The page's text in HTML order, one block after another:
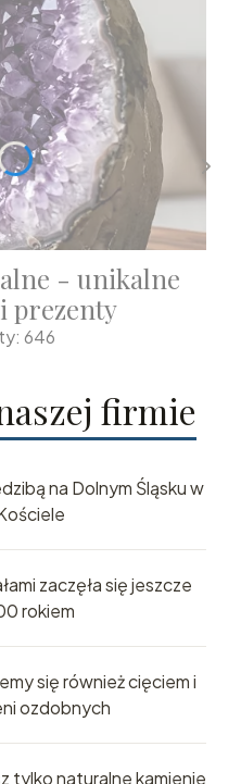
- unikalne
prezenty
646
firmie
na Dolnym Śląsku w
zaczęła się jeszcze
rokiem
się również cięciem i
ozdobnych
tylko naturalne kamienie